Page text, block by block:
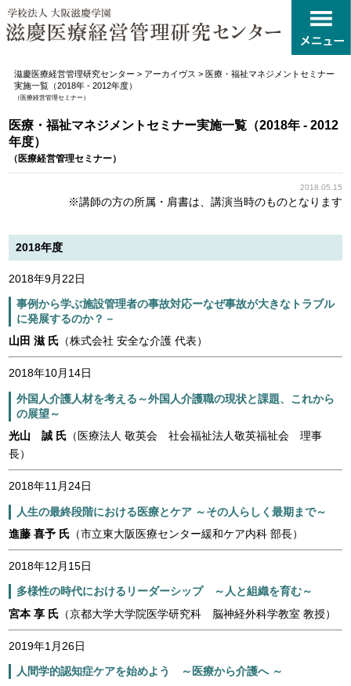
滋慶医療経営管理研究センター > アーカイヴス > 医療・福祉マネジメントセミナー
実施一覧（2018年 - 2012年度）
（医療経営管理セミナー）
医療・福祉マネジメントセミナー実施一覧（2018年 - 2012
年度）
（医療経営管理セミナー）
2018.05.15
※講師の方の所属・肩書は、講演当時のものとなります
2018年度
2018年9月22日
事例から学ぶ施設管理者の事故対応ーなぜ事故が大きなトラブル
に発展するのか？－
山田 滋 氏 （株式会社 安全な介護 代表）
2018年10月14日
外国人介護人材を考える～外国人介護職の現状と課題、これから
の展望～
光山 誠 氏 （医療法人 敬英会 社会福祉法人敬英福祉会 理事
長）
2018年11月24日
人生の最終段階における医療とケア ～その人らしく最期まで～
進藤 喜予 氏 （市立東大阪医療センター緩和ケア内科 部長）
2018年12月15日
多様性の時代におけるリーダーシップ ～人と組織を育む～
宮本 享 氏 （京都大学大学院医学研究科 脳神経外科学教室 教授）
2019年1月26日
人間学的認知症ケアを始めよう ～医療から介護へ ～